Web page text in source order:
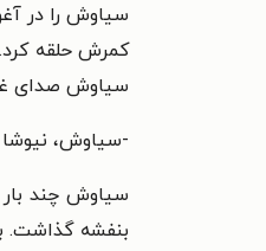
سیاوش را در
کمرش حلقه
سیاوش صدای
-سیاوش، نیوشا
سیاوش چند
بنفشه گذاشت.